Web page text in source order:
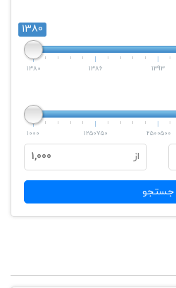
1380
1380 1386 1393
1000 1250750 2500500
از 1,000
جستجو